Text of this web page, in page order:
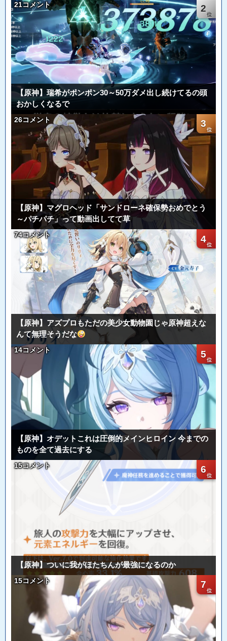
2
21コメント
【原神】瑞希がポンポン30～50万ダメ出し続けてるの頭
おかしくなるで
3
26コメント
【原神】マグロヘッド「サンドローネ確保勢おめでとう
～パチパチ」って動画出してて草
4
74コメント
【原神】アズプロもただの美少女動物園じゃ原神超えな
んて無理そうだな
5
14コメント
【原神】オデットこれは圧倒的メインヒロイン 今までの
ものを全て過去にする
6
15コメント
【原神】ついに我がほたちんが最強になるのか
7
15コメント